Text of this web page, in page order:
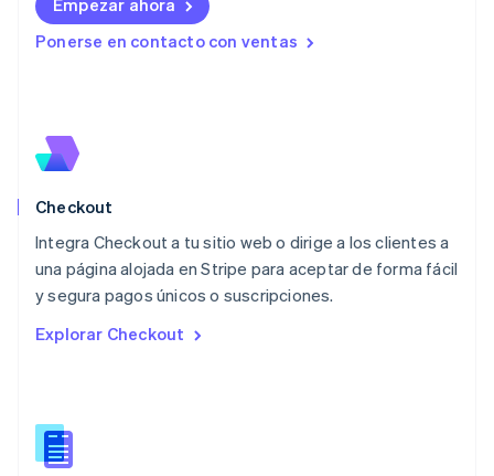
Empezar ahora
Ponerse en contacto con ventas
Checkout
Integra Checkout a tu sitio web o dirige a los clientes a
una página alojada en Stripe para aceptar de forma fácil
y segura pagos únicos o suscripciones.
Explorar Checkout
Lituania
English
Luxemburgo
Malta
English
Español
English
Nueva Zelanda
English
NederlandsEnglish
Português
RAE de Hong Kong, China